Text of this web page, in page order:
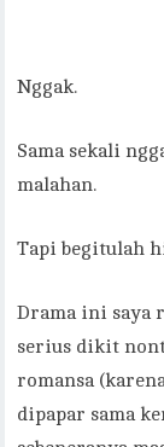
Nggak.
Sama sekali
malahan.
Tapi begitulah
Drama ini saya
serius dikit
romansa
dipapar sama